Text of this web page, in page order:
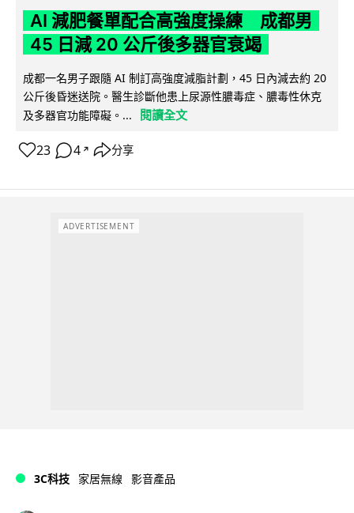
AI 減肥餐單配合高強度操練 成都男
45 日減 20 公斤後多器官衰竭
成都一名男子跟隨 AI 制訂高強度減脂計劃，45 日內減去約 20
公斤後昏迷送院。醫生診斷他患上尿源性膿毒症、膿毒性休克
及多器官功能障礙。...
閱讀全文
23 4 ↗ 分享
ADVERTISEMENT
3C科技 家居無線 影音產品